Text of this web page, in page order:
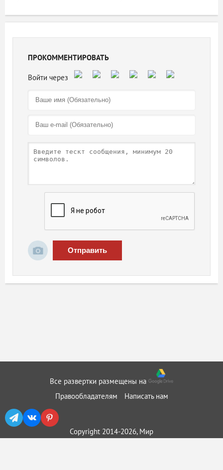
ПРОКОММЕНТИРОВАТЬ
Отправить
Все развертки размещены на
Правообладателям
Написать нам
Copyright 2014-2026, Мир